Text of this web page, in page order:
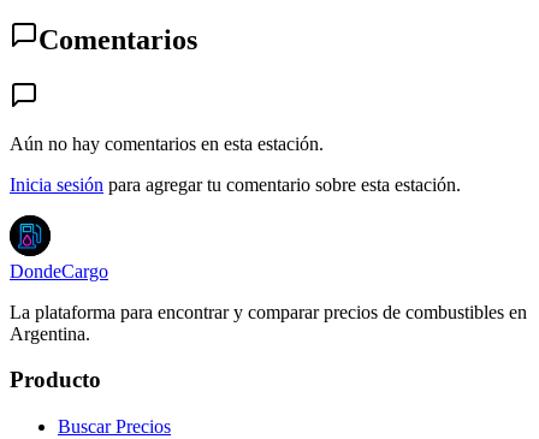
Comentarios
Aún no hay comentarios en esta estación.
Inicia sesión para agregar tu comentario sobre esta estación.
DondeCargo
La plataforma para encontrar y comparar precios de combustibles en
Argentina.
Producto
Buscar Precios